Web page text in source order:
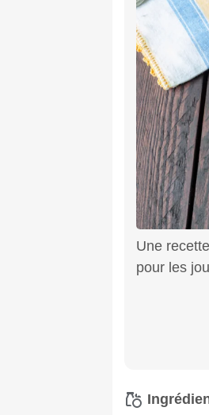
Une
pour les